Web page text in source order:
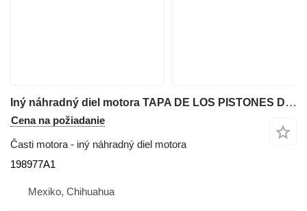
Iný náhradný diel motora TAPA DE LOS PISTONES DEL SWING 198977A1 na rýpadla-nakladača Case 580SM
Cena na požiadanie
Časti motora - iný náhradný diel motora
198977A1
Mexiko, Chihuahua